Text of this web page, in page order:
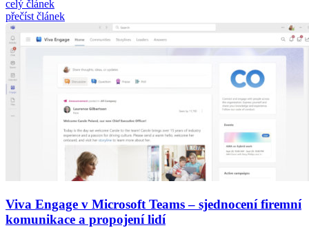
celý článek
přečíst článek
Viva Engage v Microsoft Teams – sjednocení firemní
komunikace a propojení lidí